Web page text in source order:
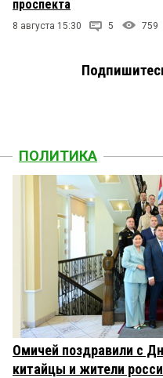
проспекта
8 августа 15:30 5 759
ПОЛИТИКА
Омичей поздравили с
китайцы и жители